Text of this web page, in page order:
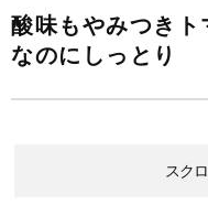
酸味もやみつき
なのにしっとり
スク